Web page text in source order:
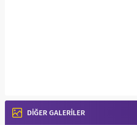
DİĞER GALERİLER